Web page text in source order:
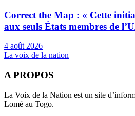
Correct the Map : « Cette
aux seuls États membres de
4 août 2026
La voix de la nation
A PROPOS
La Voix de la Nation est un site
Lomé au Togo.